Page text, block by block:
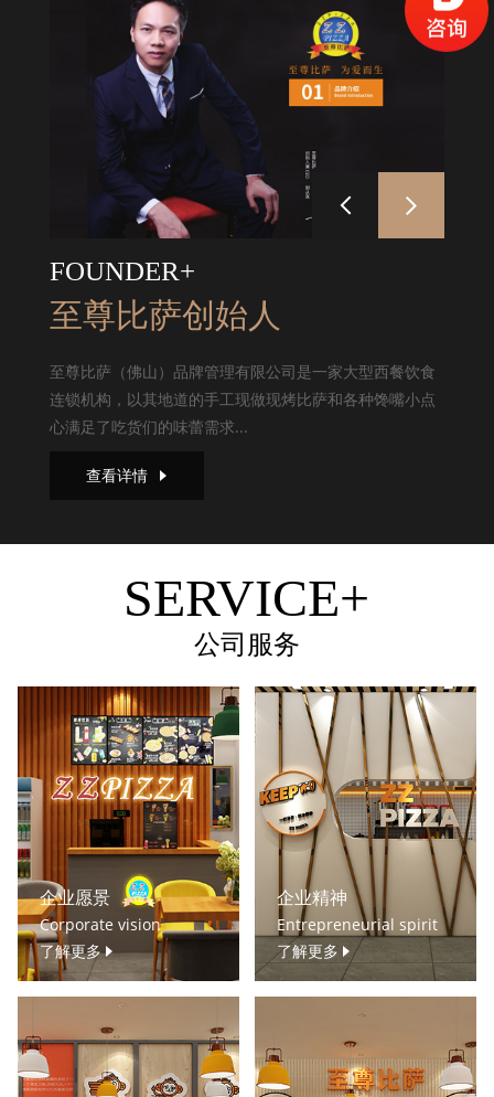
FOUNDER+
至尊比萨创始人
至尊比萨（佛山）品牌管理有限公司是一家大型西餐饮食
连锁机构，以其地道的手工现做现烤比萨和各种馋嘴小点
心满足了吃货们的味蕾需求...
查看详情
SERVICE+
公司服务
企业愿景
Corporate vision
了解更多
企业精神
Entrepreneurial spirit
了解更多